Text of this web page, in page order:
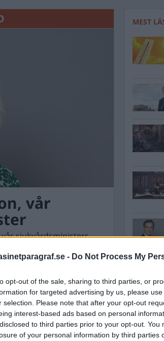
- Do Not Process My
opt-out of the sale, sharing to third parties, or
for targeted advertising by us, please
selection. Please note that after your opt-out
interest-based ads based on personal
to third parties prior to your opt-out. You
of your personal information by third parties
vår
sjukvårdsministers
med så mycket när
också få förklarat
MEST
STÖD
Stöd